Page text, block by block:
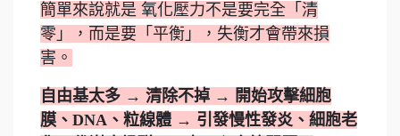
簡單來說就是 氧化壓力不是要完全「清
零」，而是要「平衡」，失衡才會帶來損
害。
自由基太多 → 清除不掉 → 開始攻擊細胞
膜、DNA、粒線體 → 引發慢性發炎、細胞老